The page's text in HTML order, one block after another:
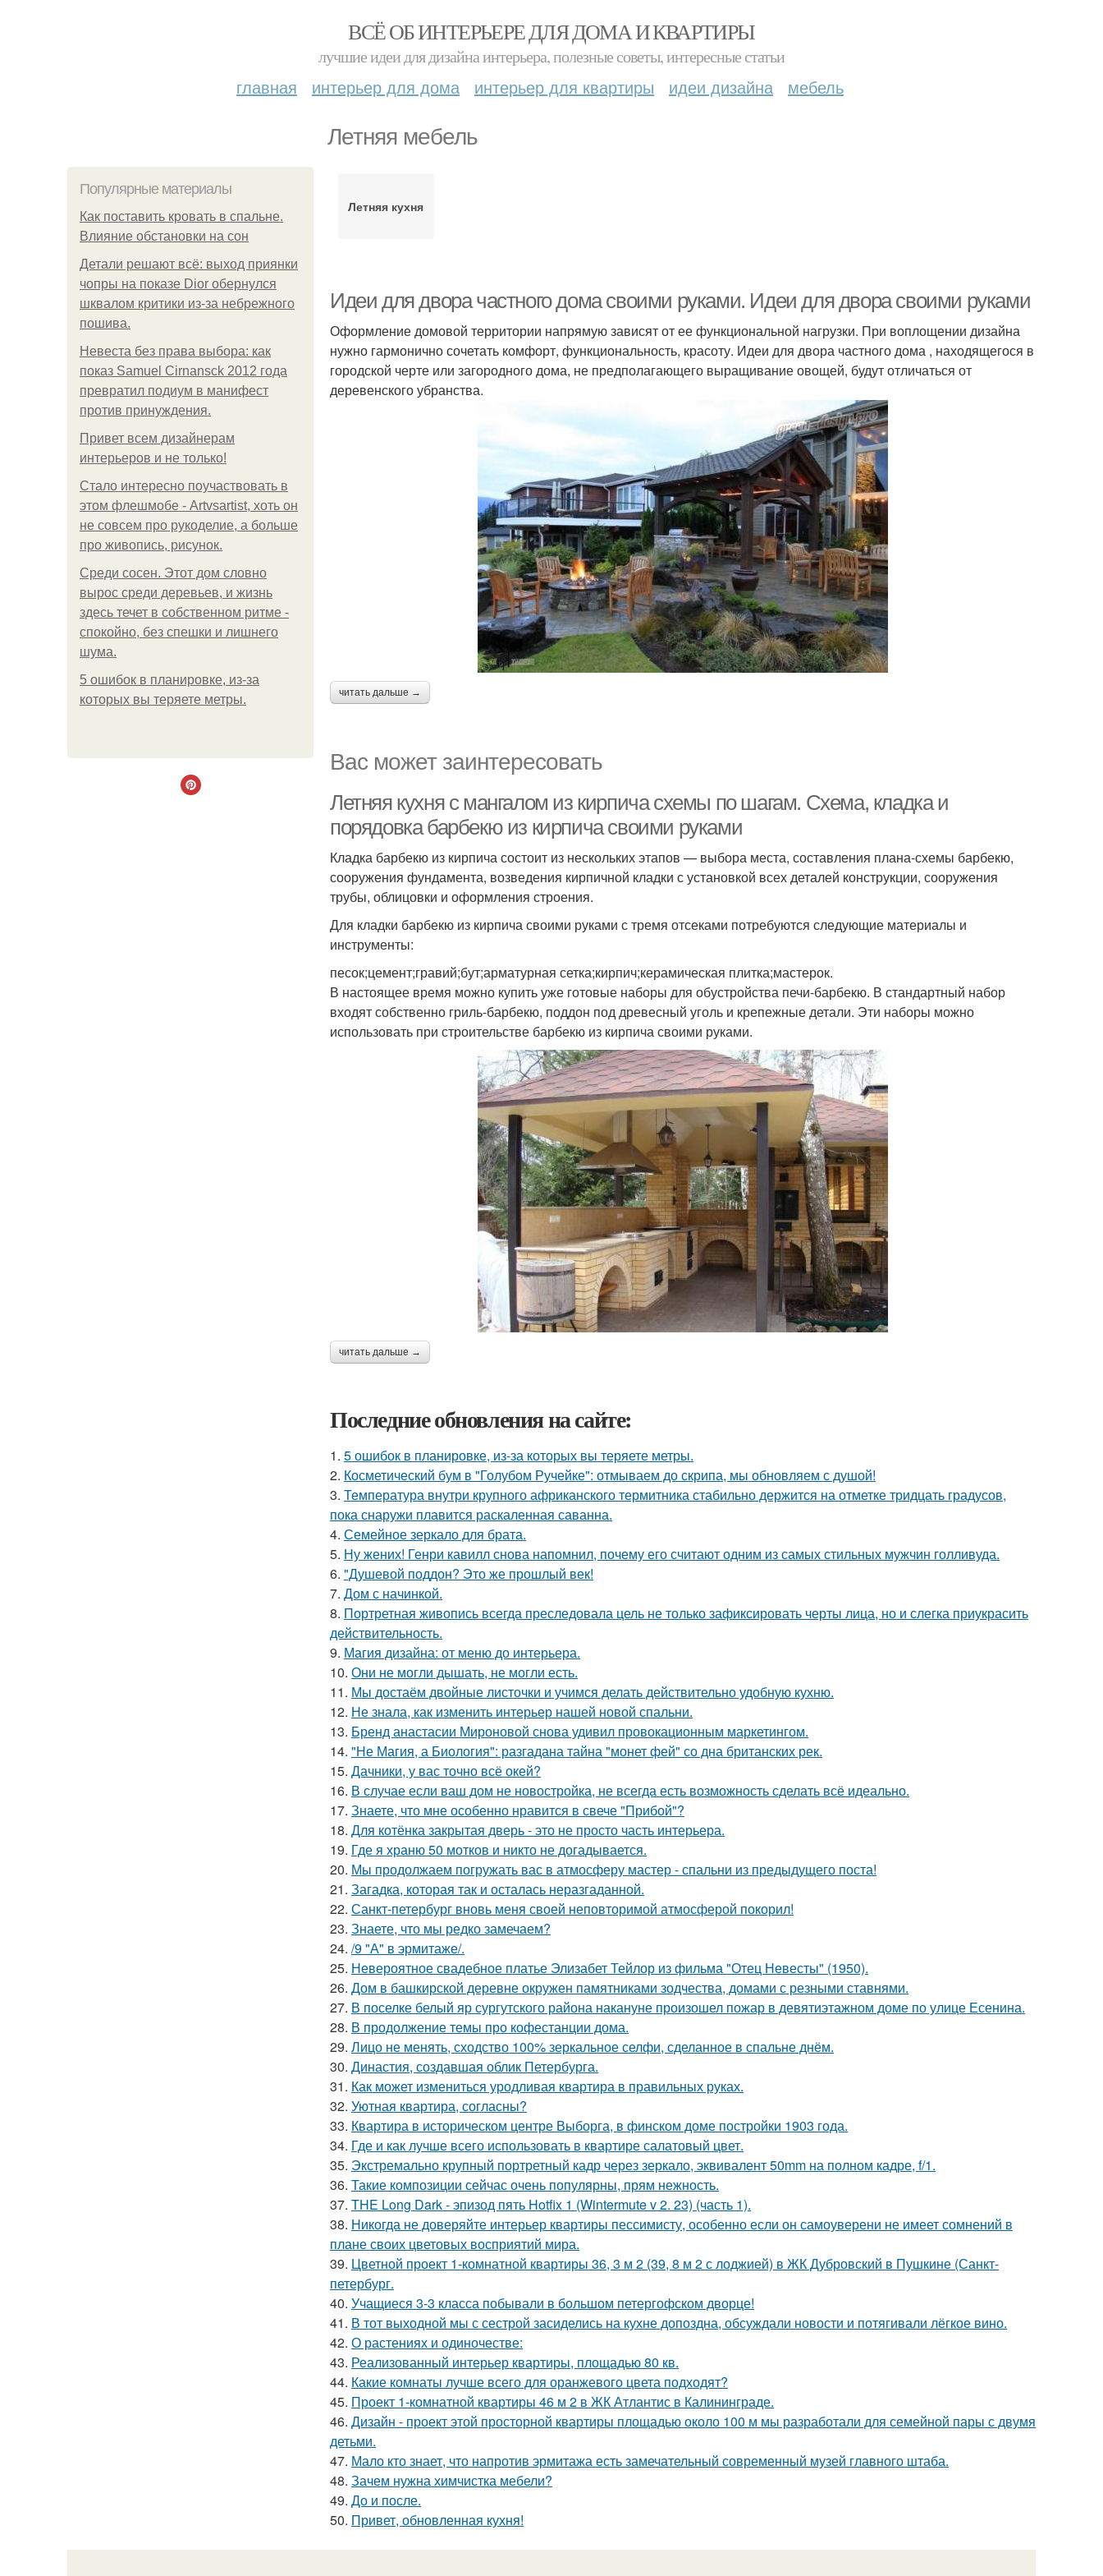
ВСЁ ОБ ИНТЕРЬЕРЕ ДЛЯ ДОМА И КВАРТИРЫ
лучшие идеи для дизайна интерьера, полезные советы, интересные статьи
главная интерьер для дома интерьер для квартиры идеи дизайна мебель
Летняя мебель
Популярные материалы
Как поставить кровать в спальне.
Влияние обстановки на сон
Детали решают всё: выход приянки
чопры на показе Dior обернулся
шквалом критики из-за небрежного
пошива.
Невеста без права выбора: как
показ Samuel Cirnansck 2012 года
превратил подиум в манифест
против принуждения.
Привет всем дизайнерам
интерьеров и не только!
Стало интересно поучаствовать в
этом флешмобе - Artvsartist, хоть он
не совсем про рукоделие, а больше
про живопись, рисунок.
Среди сосен. Этот дом словно
вырос среди деревьев, и жизнь
здесь течет в собственном ритме -
спокойно, без спешки и лишнего
шума.
5 ошибок в планировке, из-за
которых вы теряете метры.
Летняя кухня
Идеи для двора частного дома своими руками. Идеи для двора своими руками
Оформление домовой территории напрямую зависят от ее функциональной нагрузки. При воплощении дизайна
нужно гармонично сочетать комфорт, функциональность, красоту. Идеи для двора частного дома , находящегося в
городской черте или загородного дома, не предполагающего выращивание овощей, будут отличаться от
деревенского убранства.
читать дальше →
Вас может заинтересовать
Летняя кухня с мангалом из кирпича схемы по шагам. Схема, кладка и
порядовка барбекю из кирпича своими руками
Кладка барбекю из кирпича состоит из нескольких этапов — выбора места, составления плана-схемы барбекю,
сооружения фундамента, возведения кирпичной кладки с установкой всех деталей конструкции, сооружения
трубы, облицовки и оформления строения.
Для кладки барбекю из кирпича своими руками с тремя отсеками потребуются следующие материалы и
инструменты:
песок;цемент;гравий;бут;арматурная сетка;кирпич;керамическая плитка;мастерок.
В настоящее время можно купить уже готовые наборы для обустройства печи-барбекю. В стандартный набор
входят собственно гриль-барбекю, поддон под древесный уголь и крепежные детали. Эти наборы можно
использовать при строительстве барбекю из кирпича своими руками.
читать дальше →
Последние обновления на сайте:
1. 5 ошибок в планировке, из-за которых вы теряете метры.
2. Косметический бум в "Голубом Ручейке": отмываем до скрипа, мы обновляем с душой!
3. Температура внутри крупного африканского термитника стабильно держится на отметке тридцать градусов,
пока снаружи плавится раскаленная саванна.
4. Семейное зеркало для брата.
5. Ну жених! Генри кавилл снова напомнил, почему его считают одним из самых стильных мужчин голливуда.
6. "Душевой поддон? Это же прошлый век!
7. Дом с начинкой.
8. Портретная живопись всегда преследовала цель не только зафиксировать черты лица, но и слегка приукрасить
действительность.
9. Магия дизайна: от меню до интерьера.
10. Они не могли дышать, не могли есть.
11. Мы достаём двойные листочки и учимся делать действительно удобную кухню.
12. Не знала, как изменить интерьер нашей новой спальни.
13. Бренд анастасии Мироновой снова удивил провокационным маркетингом.
14. "Не Магия, а Биология": разгадана тайна "монет фей" со дна британских рек.
15. Дачники, у вас точно всё окей?
16. В случае если ваш дом не новостройка, не всегда есть возможность сделать всё идеально.
17. Знаете, что мне особенно нравится в свече "Прибой"?
18. Для котёнка закрытая дверь - это не просто часть интерьера.
19. Где я храню 50 мотков и никто не догадывается.
20. Мы продолжаем погружать вас в атмосферу мастер - спальни из предыдущего поста!
21. Загадка, которая так и осталась неразгаданной.
22. Санкт-петербург вновь меня своей неповторимой атмосферой покорил!
23. Знаете, что мы редко замечаем?
24. /9 "А" в эрмитаже/.
25. Невероятное свадебное платье Элизабет Тейлор из фильма "Отец Невесты" (1950).
26. Дом в башкирской деревне окружен памятниками зодчества, домами с резными ставнями.
27. В поселке белый яр сургутского района накануне произошел пожар в девятиэтажном доме по улице Есенина.
28. В продолжение темы про кофестанции дома.
29. Лицо не менять, сходство 100% зеркальное селфи, сделанное в спальне днём.
30. Династия, создавшая облик Петербурга.
31. Как может измениться уродливая квартира в правильных руках.
32. Уютная квартира, согласны?
33. Квартира в историческом центре Выборга, в финском доме постройки 1903 года.
34. Где и как лучше всего использовать в квартире салатовый цвет.
35. Экстремально крупный портретный кадр через зеркало, эквивалент 50mm на полном кадре, f/1.
36. Такие композиции сейчас очень популярны, прям нежность.
37. THE Long Dark - эпизод пять Hotfix 1 (Wintermute v 2. 23) (часть 1).
38. Никогда не доверяйте интерьер квартиры пессимисту, особенно если он самоуверени не имеет сомнений в
плане своих цветовых восприятий мира.
39. Цветной проект 1-комнатной квартиры 36, 3 м 2 (39, 8 м 2 с лоджией) в ЖК Дубровский в Пушкине (Санкт-
петербург.
40. Учащиеся 3-3 класса побывали в большом петергофском дворце!
41. В тот выходной мы с сестрой засиделись на кухне допоздна, обсуждали новости и потягивали лёгкое вино.
42. О растениях и одиночестве:
43. Реализованный интерьер квартиры, площадью 80 кв.
44. Какие комнаты лучше всего для оранжевого цвета подходят?
45. Проект 1-комнатной квартиры 46 м 2 в ЖК Атлантис в Калининграде.
46. Дизайн - проект этой просторной квартиры площадью около 100 м мы разработали для семейной пары с двумя
детьми.
47. Мало кто знает, что напротив эрмитажа есть замечательный современный музей главного штаба.
48. Зачем нужна химчистка мебели?
49. До и после.
50. Привет, обновленная кухня!